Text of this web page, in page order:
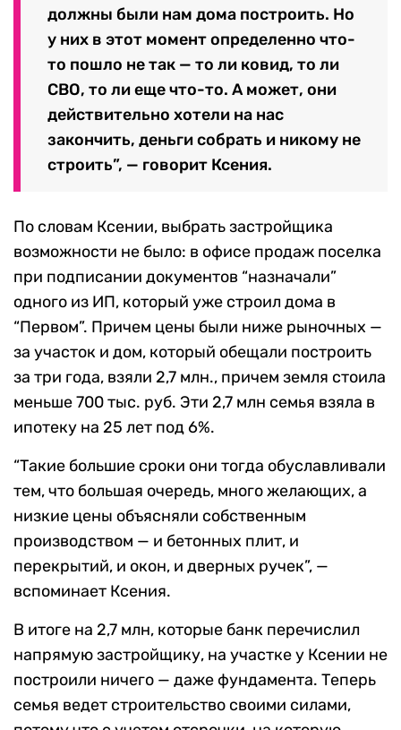
должны были нам дома построить. Но
у них в этот момент определенно что-
то пошло не так — то ли ковид, то ли
СВО, то ли еще что-то. А может, они
действительно хотели на нас
закончить, деньги собрать и никому не
строить”, — говорит Ксения.
По словам Ксении, выбрать застройщика
возможности не было: в офисе продаж поселка
при подписании документов “назначали”
одного из ИП, который уже строил дома в
“Первом”. Причем цены были ниже рыночных —
за участок и дом, который обещали построить
за три года, взяли 2,7 млн., причем земля стоила
меньше 700 тыс. руб. Эти 2,7 млн семья взяла в
ипотеку на 25 лет под 6%.
“Такие большие сроки они тогда обуславливали
тем, что большая очередь, много желающих, а
низкие цены объясняли собственным
производством — и бетонных плит, и
перекрытий, и окон, и дверных ручек”, —
вспоминает Ксения.
В итоге на 2,7 млн, которые банк перечислил
напрямую застройщику, на участке у Ксении не
построили ничего — даже фундамента. Теперь
семья ведет строительство своими силами,